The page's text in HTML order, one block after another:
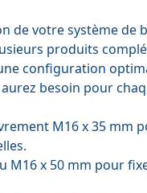
de votre système de
produits
configuration
besoin pour
M16 x 35 mm
M16 x 50 mm pour